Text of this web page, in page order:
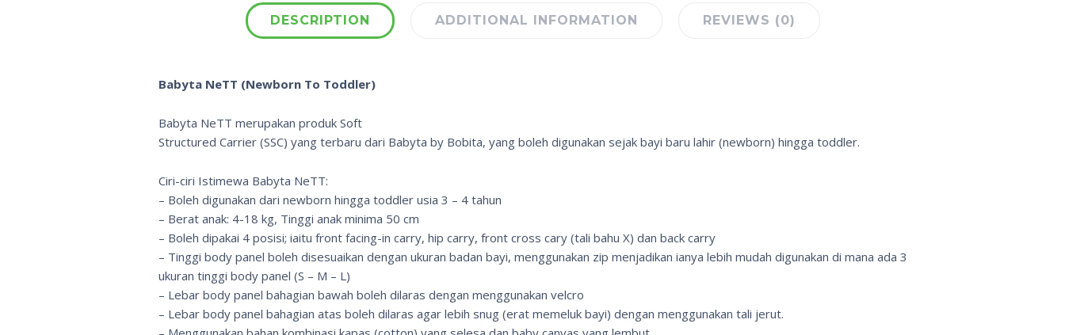
DESCRIPTION ADDITIONAL INFORMATION REVIEWS (0)
Babyta NeTT (Newborn To Toddler)
Babyta NeTT merupakan produk Soft
Structured Carrier (SSC) yang terbaru dari Babyta by Bobita, yang boleh digunakan sejak bayi baru lahir (newborn) hingga toddler.
Ciri-ciri Istimewa Babyta NeTT:
– Boleh digunakan dari newborn hingga toddler usia 3 – 4 tahun
– Berat anak: 4-18 kg, Tinggi anak minima 50 cm
– Boleh dipakai 4 posisi; iaitu front facing-in carry, hip carry, front cross cary (tali bahu X) dan back carry
– Tinggi body panel boleh disesuaikan dengan ukuran badan bayi, menggunakan zip menjadikan ianya lebih mudah digunakan di mana ada 3
ukuran tinggi body panel (S – M – L)
– Lebar body panel bahagian bawah boleh dilaras dengan menggunakan velcro
– Lebar body panel bahagian atas boleh dilaras agar lebih snug (erat memeluk bayi) dengan menggunakan tali jerut.